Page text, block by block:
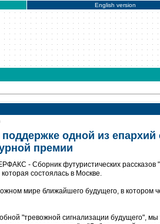
English version
одной из епархий
премии
- Сборник футуристических
состоялась в Москве.
мире ближайшего будущего, в котором
"тревожной сигнализации будущего",